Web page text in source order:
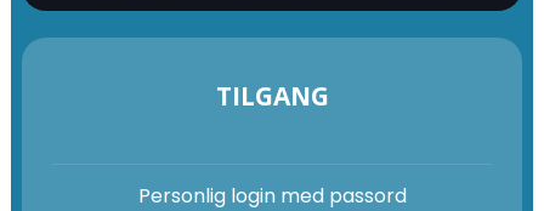
TILGANG
Personlig login med passord